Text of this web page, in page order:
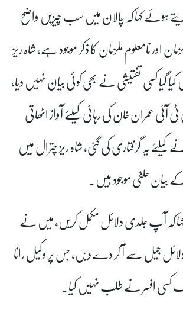
ہوئے کہا کہ چالان میں سب چیزیں واضح
اور نامعلوم ملزمان کا ذکر موجود ہے، شاہ ریز
گیا کسی تفتیشی نے بھی کوئی بیان نہیں دیا،
آئی عمران خان کی رہائی کیلئے آواز اٹھاتی
کیلئے یہ گرفتاری کی گئی، شاہ ریز چترال میں
بیان حلفی موجود ہیں۔
کہ آپ جلدی دلائل مکمل کریں، میں نے
جیل سے آ کر دے دیں، جس پر وکیل رانا
کسی افسر نے طلب نہیں کیا۔